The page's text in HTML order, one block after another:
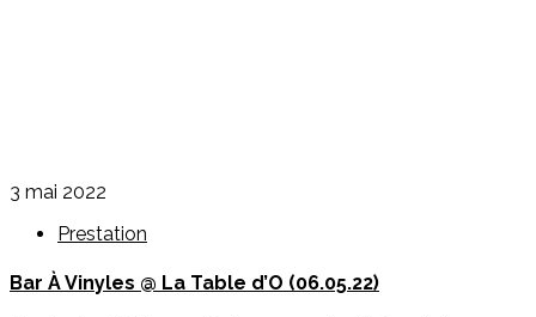
3 mai 2022
Prestation
Bar À Vinyles @ La Table d’O (06.05.22)